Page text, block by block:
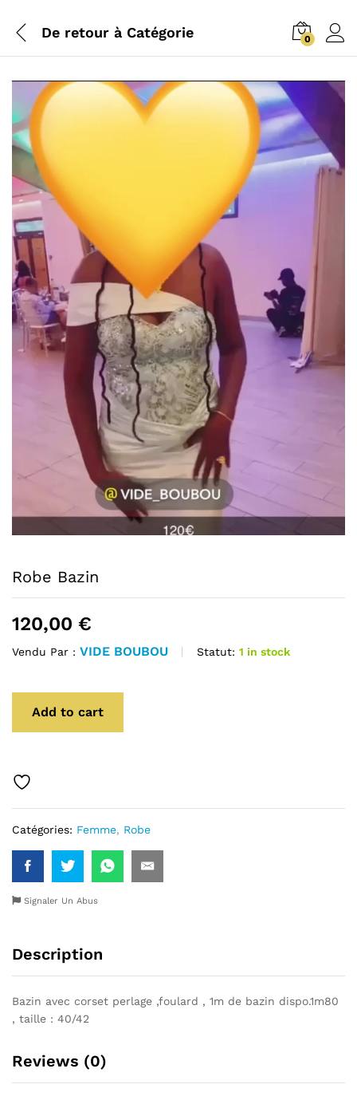
De retour à Catégorie 0
Robe Bazin
120,00 €
Vendu Par : VIDE BOUBOU Statut: 1 in stock
Add to cart
Catégories: Femme, Robe
Signaler Un Abus
Description
Bazin avec corset perlage ,foulard , 1m de bazin dispo.1m80
, taille : 40/42
Reviews (0)